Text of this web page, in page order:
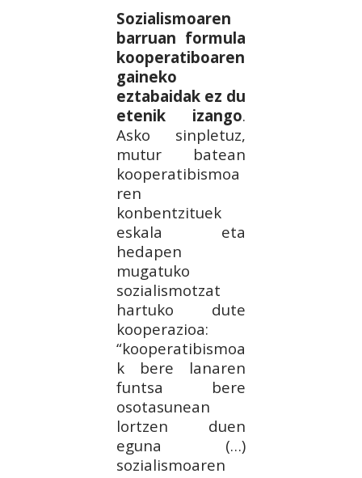
Sozialismoaren
barruan formula
kooperatiboaren
gaineko
eztabaidak ez du
etenik izango.
Asko sinpletuz,
mutur batean
kooperatibismoa
ren
konbentzituek
eskala eta
hedapen
mugatuko
sozialismotzat
hartuko dute
kooperazioa:
“kooperatibismoa
k bere lanaren
funtsa bere
osotasunean
lortzen duen
eguna (…)
sozialismoaren